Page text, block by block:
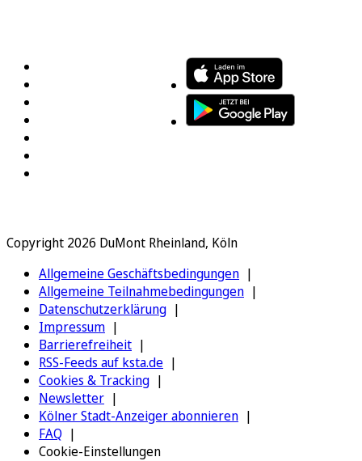
Copyright 2026 DuMont Rheinland, Köln
Allgemeine Geschäftsbedingungen
Allgemeine Teilnahmebedingungen
Datenschutzerklärung
Impressum
Barrierefreiheit
RSS-Feeds auf ksta.de
Cookies & Tracking
Newsletter
Kölner Stadt-Anzeiger abonnieren
FAQ
Cookie-Einstellungen